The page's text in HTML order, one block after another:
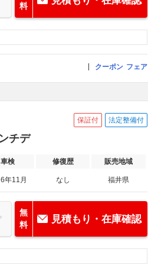
料
クーポン フェア
保証付 法定整備付
チデ
車検 修復歴 販売地域
年11月 なし 福井県
無
料
見積もり・在庫確認